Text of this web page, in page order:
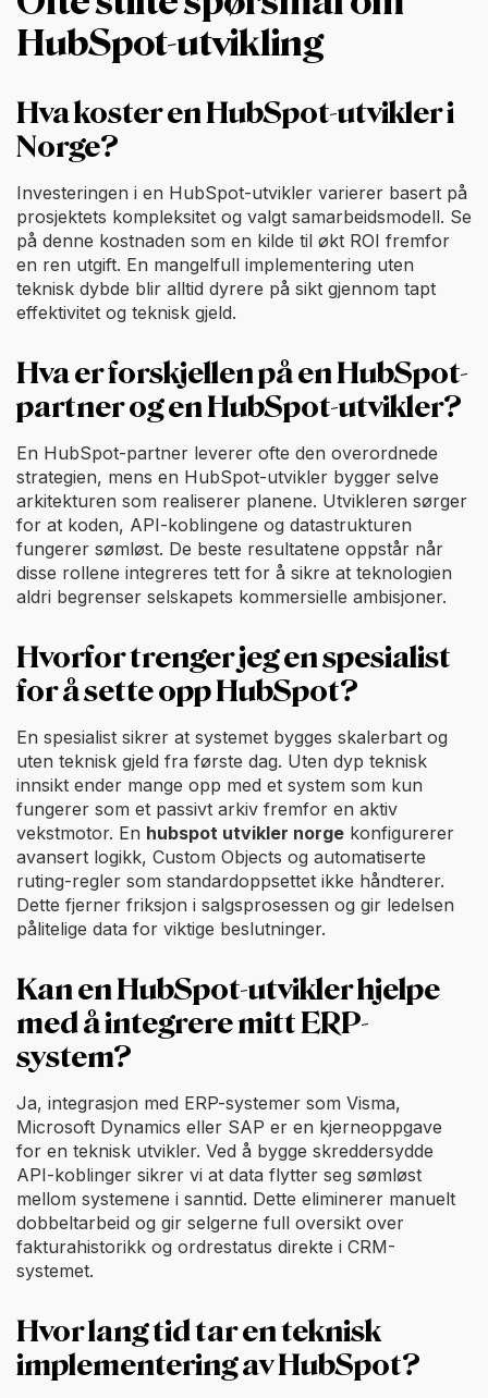
HubSpot-utvikling
Hva koster en HubSpot-utvikler i
Norge?
Investeringen i en HubSpot-utvikler varierer basert på
prosjektets kompleksitet og valgt samarbeidsmodell. Se
på denne kostnaden som en kilde til økt ROI fremfor
en ren utgift. En mangelfull implementering uten
teknisk dybde blir alltid dyrere på sikt gjennom tapt
effektivitet og teknisk gjeld.
Hva er forskjellen på en HubSpot-
partner og en HubSpot-utvikler?
En HubSpot-partner leverer ofte den overordnede
strategien, mens en HubSpot-utvikler bygger selve
arkitekturen som realiserer planene. Utvikleren sørger
for at koden, API-koblingene og datastrukturen
fungerer sømløst. De beste resultatene oppstår når
disse rollene integreres tett for å sikre at teknologien
aldri begrenser selskapets kommersielle ambisjoner.
Hvorfor trenger jeg en spesialist
for å sette opp HubSpot?
En spesialist sikrer at systemet bygges skalerbart og
uten teknisk gjeld fra første dag. Uten dyp teknisk
innsikt ender mange opp med et system som kun
fungerer som et passivt arkiv fremfor en aktiv
vekstmotor. En hubspot utvikler norge konfigurerer
avansert logikk, Custom Objects og automatiserte
ruting-regler som standardoppsettet ikke håndterer.
Dette fjerner friksjon i salgsprosessen og gir ledelsen
pålitelige data for viktige beslutninger.
Kan en HubSpot-utvikler hjelpe
med å integrere mitt ERP-
system?
Ja, integrasjon med ERP-systemer som Visma,
Microsoft Dynamics eller SAP er en kjerneoppgave
for en teknisk utvikler. Ved å bygge skreddersydde
API-koblinger sikrer vi at data flytter seg sømløst
mellom systemene i sanntid. Dette eliminerer manuelt
dobbeltarbeid og gir selgerne full oversikt over
fakturahistorikk og ordrestatus direkte i CRM-
systemet.
Hvor lang tid tar en teknisk
implementering av HubSpot?